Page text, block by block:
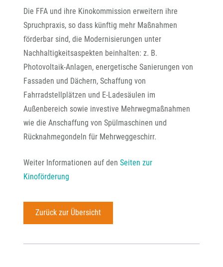
Die FFA und ihre Kinokommission erweitern ihre
Spruchpraxis, so dass künftig mehr Maßnahmen
förderbar sind, die Modernisierungen unter
Nachhaltigkeitsaspekten beinhalten: z. B.
Photovoltaik-Anlagen, energetische Sanierungen von
Fassaden und Dächern, Schaffung von
Fahrradstellplätzen und E-Ladesäulen im
Außenbereich sowie investive Mehrwegmaßnahmen
wie die Anschaffung von Spülmaschinen und
Rücknahmegondeln für Mehrweggeschirr.
Weiter Informationen auf den Seiten zur
Kinoförderung
Zurück zur Übersicht